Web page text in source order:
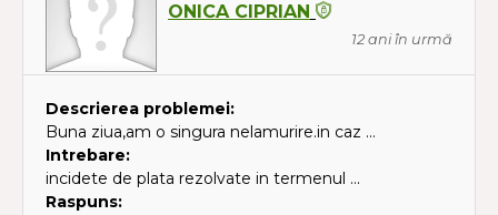
ONICA CIPRIAN
12 ani în urmă
Descrierea problemei:
Buna ziua,am o singura nelamurire.in caz ...
Intrebare:
incidete de plata rezolvate in termenul ...
Raspuns: